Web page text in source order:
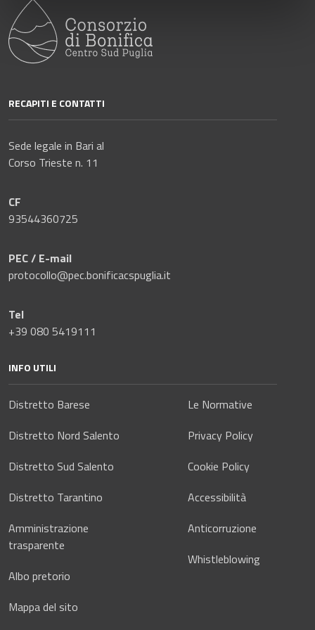
RECAPITI E CONTATTI
Sede legale in Bari al
Corso Trieste n. 11
CF
93544360725
PEC / E-mail
protocollo@pec.bonificacspuglia.it
Tel
+39 080 5419111
INFO UTILI
Distretto Barese
Distretto Nord Salento
Distretto Sud Salento
Distretto Tarantino
Amministrazione
trasparente
Albo pretorio
Mappa del sito
Le Normative
Privacy Policy
Cookie Policy
Accessibilità
Anticorruzione
Whistleblowing